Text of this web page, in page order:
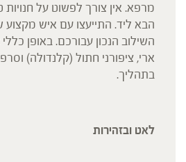
מרפא. אין צורך לפשוט על
הבא ליד. התייעצו עם איש
השילוב הנכון עבורכם. באופן
ארי, ציפורני חתול (קלנדולה)
בתהליך.
לאט ובזהירות